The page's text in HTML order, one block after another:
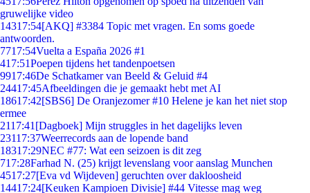
gruwelijke video
14317:54[AKQ] #3384 Topic met vragen. En soms goede
antwoorden.
7717:54Vuelta a España 2026 #1
417:51Poepen tijdens het tandenpoetsen
9917:46De Schatkamer van Beeld & Geluid #4
24417:45Afbeeldingen die je gemaakt hebt met AI
18617:42[SBS6] De Oranjezomer #10 Helene je kan het niet stop
ermee
2117:41 [Dagboek] Mijn struggles in het dagelijks leven
23117:37Weerrecords aan de lopende band
18317:29NEC #77: Wat een seizoen is dit zeg
717:28Farhad N. (25) krijgt levenslang voor aanslag Munchen
4517:27[Eva vd Wijdeven] geruchten over dakloosheid
14417:24[Keuken Kampioen Divisie] #44 Vitesse mag weg